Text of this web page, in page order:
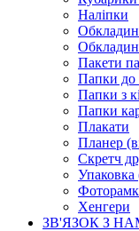
Наліпки
Пакети
Папки до
Папки з
Папки
Плакати
Планер
Скретч
Упаковка
Хенгери
ЗВ'ЯЗОК З